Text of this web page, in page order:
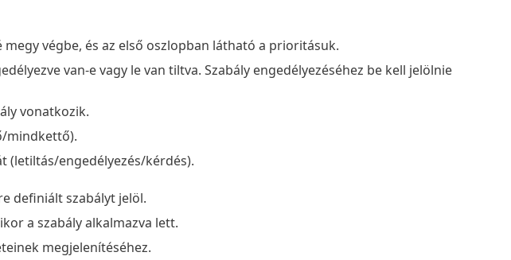
végbe, és az első oszlopban látható a prioritásuk.
van-e vagy le van tiltva. Szabály engedélyezéséhez be kell jelölnie
vonatkozik.
mindkettő).
(letiltás/engedélyezés/kérdés).
definiált szabályt jelöl.
a szabály alkalmazva lett.
megjelenítéséhez.